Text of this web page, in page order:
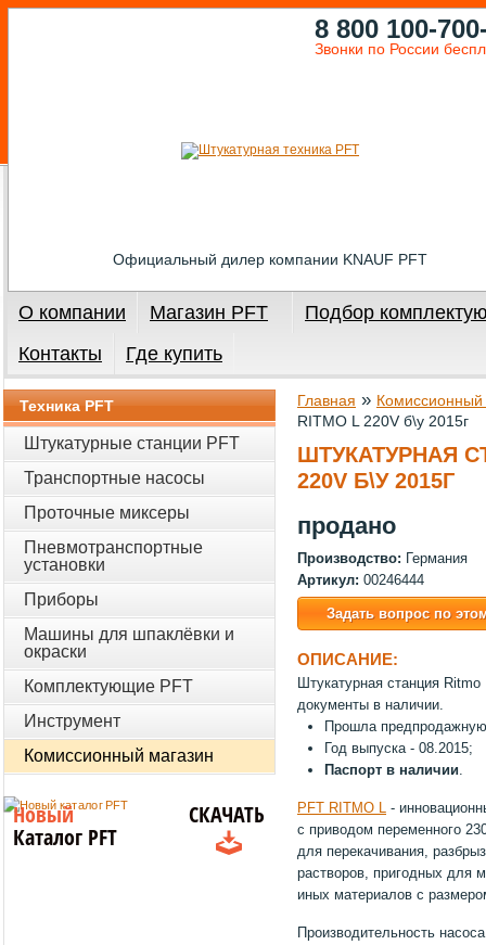
Официальный дилер компании KNAUF PFT
8 800 100-
Звонки по России
О компании Магазин PFT
Подбор
Контакты
Где купить
Главная » Комиссионный
RITMO L 220V б\у 2015г
ШТУКАТУРНАЯ
220V Б\У 2015Г
продано
Производство: Германия
Артикул: 00246444
Задать вопрос по
ОПИСАНИЕ:
Штукатурная станция
документы в наличии.
Прошла предпродажную
Год выпуска - 08.2015;
Паспорт в наличии.
PFT RITMO L -
с приводом переменного
для перекачивания,
растворов, пригодных для
иных материалов с
Производительность
Техника PFT
Штукатурные станции PFT
Транспортные насосы
Проточные миксеры
Пневмотранспортные
установки
Приборы
Машины для шпаклёвки и
окраски
Комплектующие PFT
Инструмент
Комиссионный магазин
Новый
Каталог PFT
СКАЧАТЬ